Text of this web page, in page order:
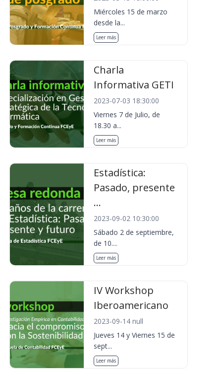
Miércoles 15 de marzo
desde la...
Leer más
Charla
Informativa GETI
2023-07-03 18:30:00
Viernes 7 de Julio, de
18.30 a...
Leer más
Estadística:
Pasado, presente
...
2023-09-02 10:30:00
Sábado 2 de septiembre,
de 10....
Leer más
IV Workshop
Iberoamericano
2023-09-14 null
Jueves 14 y Viernes 15 de
sept...
Leer más